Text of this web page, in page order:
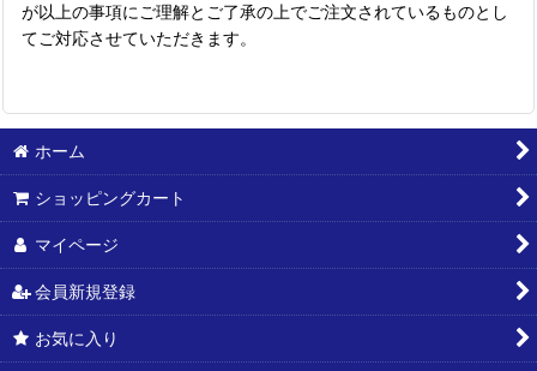
が以上の事項にご理解とご了承の上でご注文されているものとし
てご対応させていただきます。
ホーム
ショッピングカート
マイページ
会員新規登録
お気に入り